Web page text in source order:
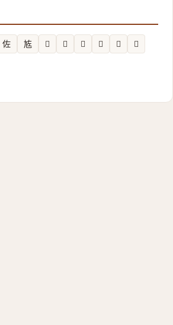
佐 㝾 𡯛 𪱺 𦬏 𢀡 𥬢
𡛿